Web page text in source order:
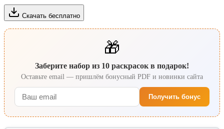
Скачать бесплатно
🎁
Заберите набор из 10 раскрасок в подарок!
Оставьте email — пришлём бонусный PDF и новинки сайта
Получить бонус